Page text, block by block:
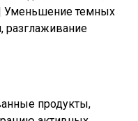
| Уменьшение темных
разглаживание
продукты,